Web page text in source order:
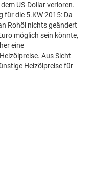
US-Dollar verloren.
für die 5.KW 2015: Da
Rohöl nichts geändert
möglich sein könnte,
eine
Aus Sicht
Heizölpreise für